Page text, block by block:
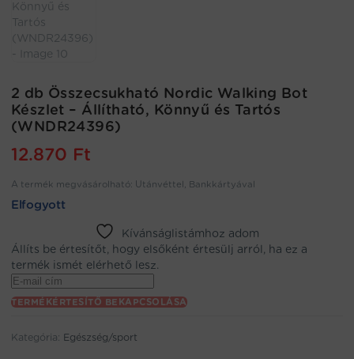
2 db Összecsukható Nordic Walking Bot
Készlet – Állítható, Könnyű és Tartós
(WNDR24396)
12.870 Ft
A termék megvásárolható: Utánvéttel, Bankkártyával
Elfogyott
Kívánságlistámhoz adom
Állíts be értesítőt, hogy elsőként értesülj arról, ha ez a
termék ismét elérhető lesz.
Enter
your
email
to
TERMÉKÉRTESÍTŐ BEKAPCSOLÁSA
Kategória: Egészség/sport